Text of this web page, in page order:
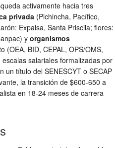
activamente hacia tres
privada (Pichincha, Pacífico,
Expalsa, Santa Priscila; flores:
y organismos
(OEA, BID, CEPAL, OPS/OMS,
salariales formalizadas por
un título del SENESCYT o SECAP
la transición de $600-650 a
en 18-24 meses de carrera